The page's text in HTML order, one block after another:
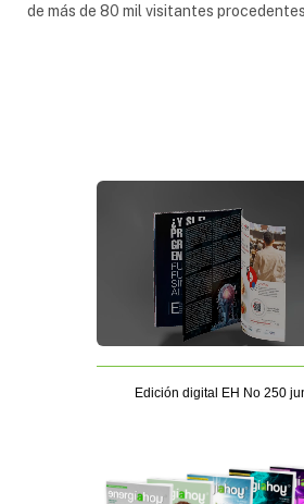
de más de 80 mil visitantes
Edición digital EH No 250